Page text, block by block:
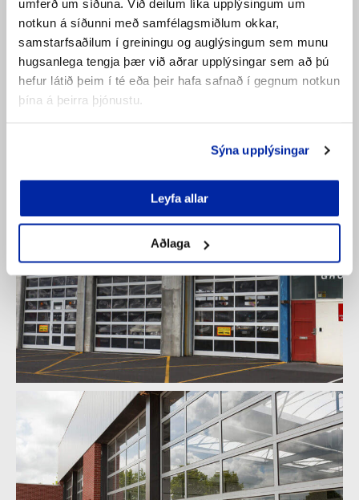
umferð um síðuna. Við deilum líka upplýsingum um
notkun á síðunni með samfélagsmiðlum okkar,
samstarfsaðilum í greiningu og auglýsingum sem munu
hugsanlega tengja þær við aðrar upplýsingar sem að þú
hefur látið þeim í té eða þeir hafa safnað í gegnum notkun
þína á þeirra þjónustu.
Sýna upplýsingar
Leyfa allar
Aðlaga